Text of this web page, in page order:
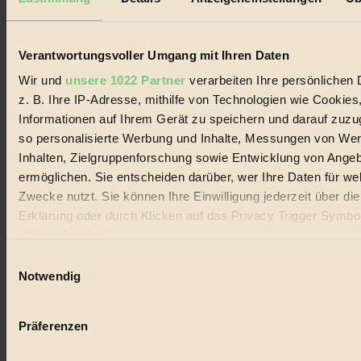
Verantwortungsvoller Umgang mit Ihren Daten
Wir und unsere 1022 Partner verarbeiten Ihre persönlichen
z. B. Ihre IP-Adresse, mithilfe von Technologien wie
Informationen auf Ihrem Gerät zu speichern und darauf
so personalisierte Werbung und Inhalte, Messungen von
Inhalten, Zielgruppenforschung sowie Entwicklung von
ermöglichen. Sie entscheiden darüber, wer Ihre Daten für
Zwecke nutzt. Sie können Ihre Einwilligung jederzeit über
Erklärung oder durch Klicken auf das Privacy Trigger
Wenn Sie es erlauben, würden wir auch gerne:
Ihr Gerät durch aktives Scannen nach bestimmten
Notwendig
Präferenzen
Biorama steht für einen nachhaltigen Lebensstil und bewussten
Lebenswandel. Es ist eine moderne Plattform für Ideen, Menschen
Handels mit Bioprodukten, des Fair-Trade sowie der Branche
alternativer Energien.
Social Media
22.601 Fans auf Facebook
3.415 Follower auf Twitter
Folge uns auf Instagram
Themen
Bio
Vegan